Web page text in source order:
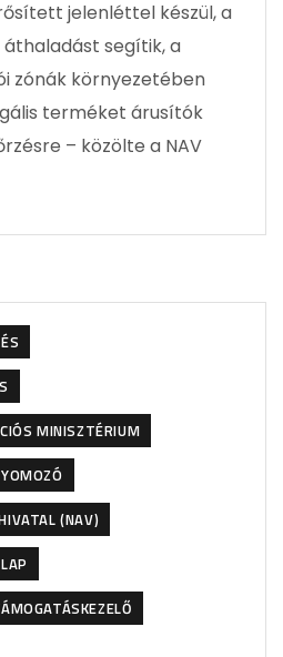
jelenléttel készül, a
segítik, a
zónák környezetében
terméket árusítók
– közölte a NAV
MINISZTÉRIUM
(NAV)